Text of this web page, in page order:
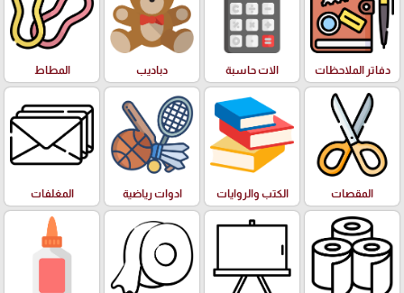
دفاتر الملاحظات الات حاسبة دباديب المطاط
المقصات الكتب والروايات ادوات رياضية المغلفات